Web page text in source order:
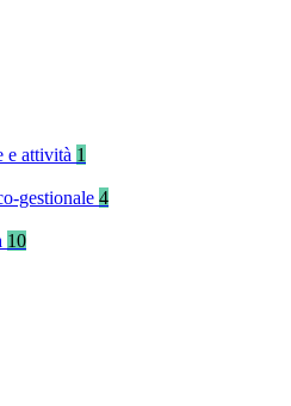
e attività 1
gestionale 4
10